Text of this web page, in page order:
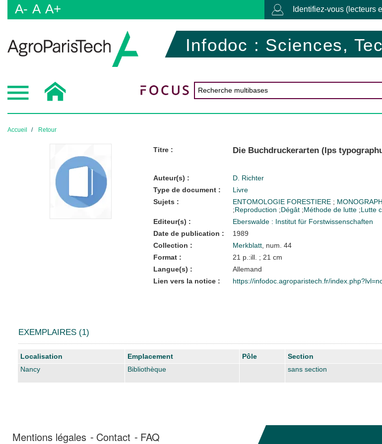
A- A A+ Identifiez-vous (lecteurs
Infodoc : Sciences,
Accueil Retour
Titre : Die Buchdruckerarten (Ips
Auteur(s) :
D. Richter
Type de document :
Livre
Sujets :
ENTOMOLOGIE FORESTIERE ;
;Reproduction ;Dégât ;Méthode de lutte ;Lutte
Editeur(s) :
Eberswalde : Institut für Forstwissenschaften
Date de publication :
1989
Collection :
Merkblatt, num. 44
Format :
21 p.:ill. ; 21 cm
Langue(s) :
Allemand
Lien vers la notice :
https://infodoc.agroparistech.fr/
EXEMPLAIRES (1)
Liste des exemplaires
Localisation Emplacement Pôle Section
Nancy
Bibliothèque sans section
Mentions légales Contact FAQ